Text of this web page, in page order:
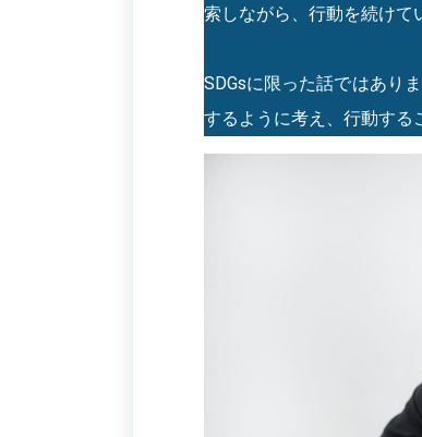
索しながら、行動を続けて
SDGsに限った話ではあり
するように考え、行動する